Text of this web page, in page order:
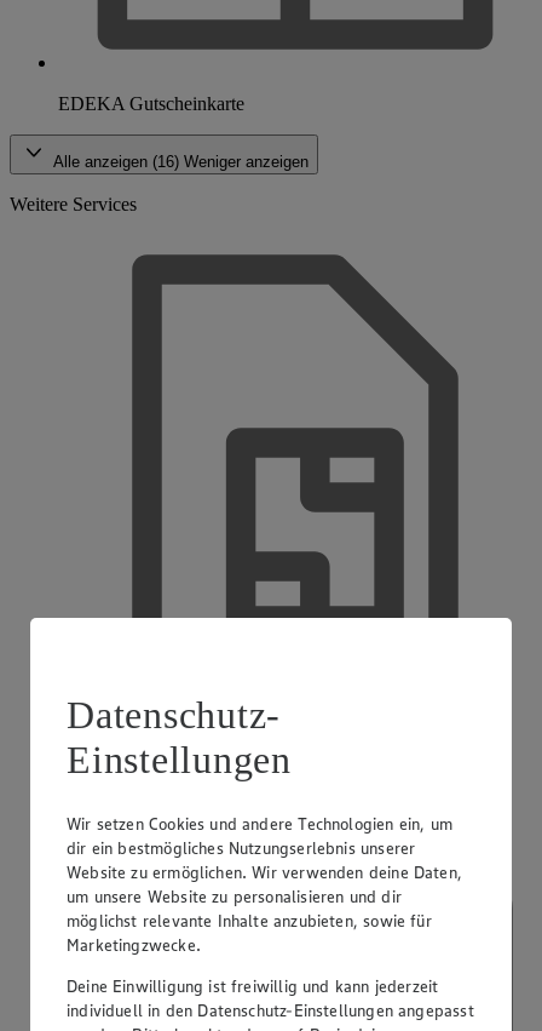
EDEKA Gutscheinkarte
Alle anzeigen (16) Weniger anzeigen
Weitere Services
EDEKA smart
Datenschutz-
Einstellungen
Wir setzen Cookies und andere Technologien ein, um
dir ein bestmögliches Nutzungserlebnis unserer
Website zu ermöglichen. Wir verwenden deine Daten,
um unsere Website zu personalisieren und dir
möglichst relevante Inhalte anzubieten, sowie für
Marketingzwecke.
Deine Einwilligung ist freiwillig und kann jederzeit
individuell in den Datenschutz-Einstellungen angepasst